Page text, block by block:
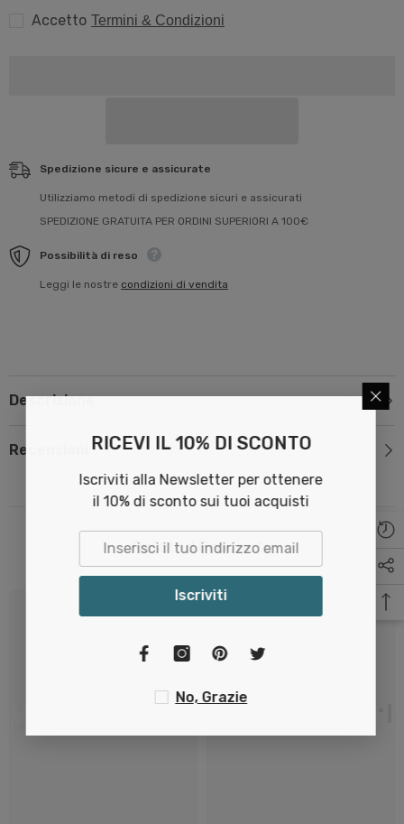
Accetto Termini & Condizioni
Spedizione sicure e assicurate
Utilizziamo metodi di spedizione sicuri e assicurati
SPEDIZIONE GRATUITA PER ORDINI SUPERIORI A 100€
Possibilità di reso
Leggi le nostre condizioni di vendita
Descrizione
Recensioni
Related Products
Vita Nova Srl Vita Nova Srl
RICEVI IL 10% DI SCONTO
Iscriviti alla Newsletter per ottenere
il 10% di sconto sui tuoi acquisti
Iscriviti
No, Grazie